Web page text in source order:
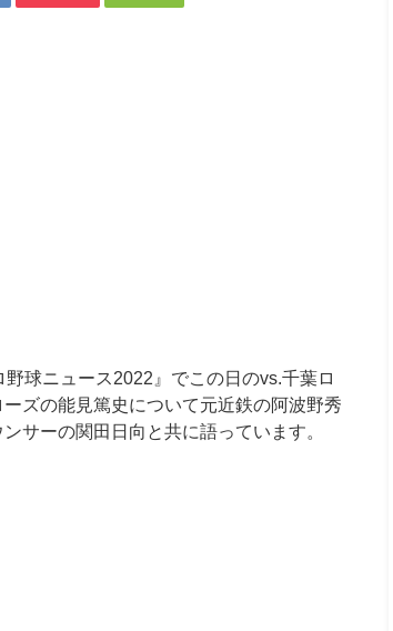
球ニュース2022』でこの日のvs.千葉ロ
ズの能見篤史について元近鉄の阿波野秀
サーの関田日向と共に語っています。